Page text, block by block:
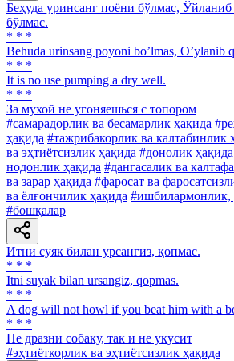
Беҳуда уринсанг поёни бўлмас, Ўйланиб
бўлмас.
* * *
Behuda urinsang poyoni boʼlmas, Oʼylanib
* * *
It is no use pumping a dry well.
* * *
За мухой не угоняешься с топором
#самарадорлик ва бесамарлик ҳақида
ҳақида #тажрибакорлик ва калтабинлик
ва эҳтиётсизлик ҳақида #донолик ҳақида
нодонлик ҳақида #дангасалик ва
ва зарар ҳақида #фаросат ва
ва ёлғончилик ҳақида #ишбилармонлик,
#бошқалар
Итни суяк билан урсангиз, қопмас.
* * *
Itni suyak bilan ursangiz, qopmas.
* * *
A dog will not howl if you beat him with a
* * *
He дразни собаку, так и не укусит
#эҳтиёткорлик ва эҳтиётсизлик ҳақида